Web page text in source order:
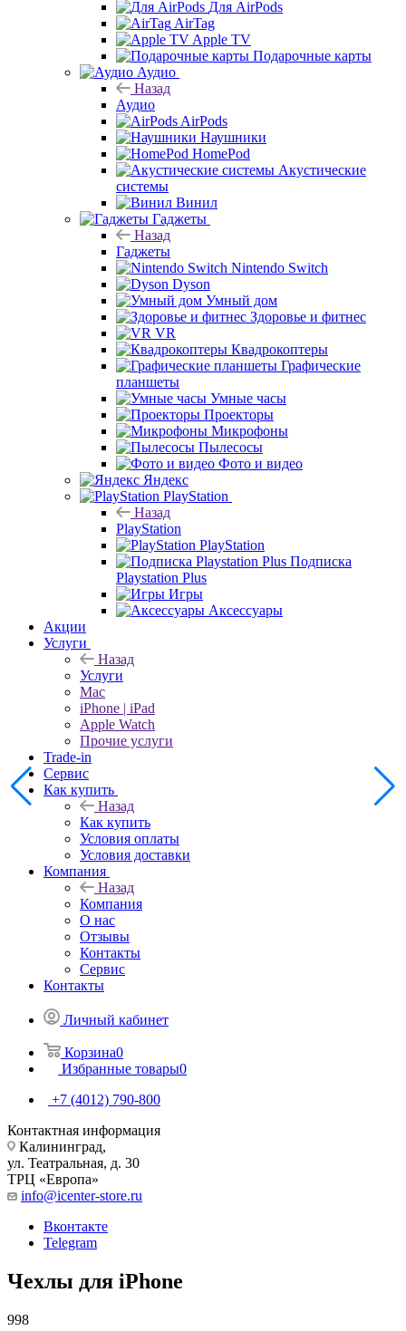
Для AirPods
AirTag
Apple TV
Подарочные карты
Аудио
Назад
Аудио
AirPods
Наушники
HomePod
Акустические
системы
Винил
Гаджеты
Назад
Гаджеты
Nintendo Switch
Dyson
Умный дом
Здоровье и фитнес
VR
Квадрокоптеры
Графические
планшеты
Умные часы
Проекторы
Микрофоны
Пылесосы
Фото и видео
Яндекс
PlayStation
Назад
PlayStation
PlayStation
Подписка
Playstation Plus
Игры
Аксессуары
Акции
Услуги
Назад
Услуги
Mac
iPhone | iPad
Apple Watch
Прочие услуги
Trade-in
Сервис
Как купить
Назад
Как купить
Условия оплаты
Условия доставки
Компания
Назад
Компания
О нас
Отзывы
Контакты
Сервис
Контакты
Личный кабинет
Корзина0
Избранные товары0
+7 (4012) 790-800
Контактная информация
Калининград,
ул. Театральная, д. 30
ТРЦ «Европа»
info@icenter-store.ru
Вконтакте
Telegram
Чехлы для iPhone
998